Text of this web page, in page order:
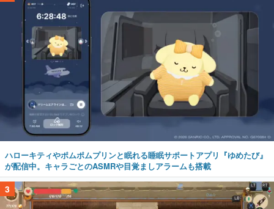
ハローキティやポムポムプリンと眠れる睡眠サポートアプリ『ゆめたび』
が配信中。キャラごとのASMRや目覚ましアラームも搭載
3